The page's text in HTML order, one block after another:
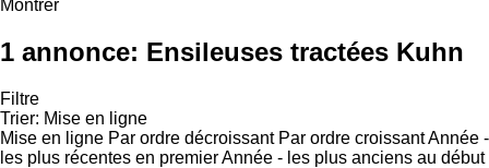
Montrer
1 annonce: Ensileuses tractées Kuhn
Filtre
Trier: Mise en ligne
Mise en ligne Par ordre décroissant Par ordre croissantAnnée -
les plus récentes en premierAnnée - les plus anciens au début